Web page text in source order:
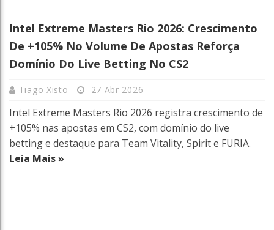
Intel Extreme Masters Rio 2026: Crescimento
De +105% No Volume De Apostas Reforça
Domínio Do Live Betting No CS2
Tiago Xisto 27 Abr 2026
Intel Extreme Masters Rio 2026 registra crescimento de
+105% nas apostas em CS2, com domínio do live
betting e destaque para Team Vitality, Spirit e FURIA.
Leia Mais »